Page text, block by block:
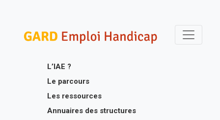
content
L’IAE ?
Le parcours
Les ressources
Annuaires des structures